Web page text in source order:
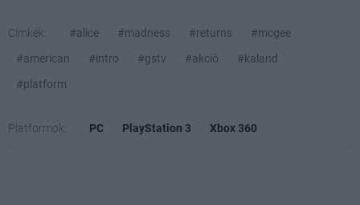
Címkék: #alice #madness #returns
#mcgee
#american
#intro #gstv #akció
#kaland
#platform
Platformok: PC PlayStation 3 Xbox 360